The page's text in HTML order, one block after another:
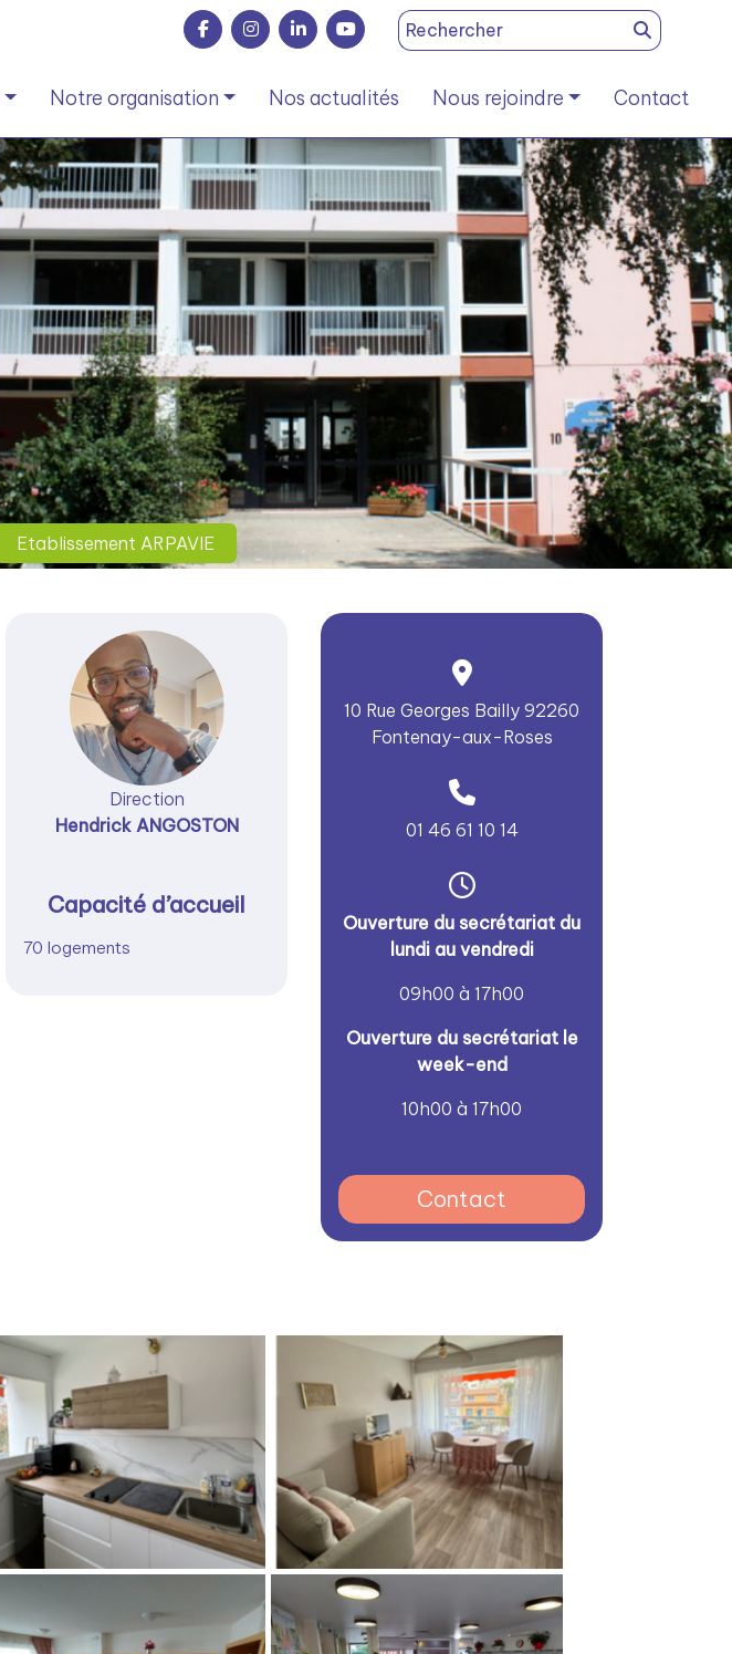
Search
for:
Notre organisation Nos actualités Nous rejoindre Contact
Etablissement ARPAVIE
Direction
Hendrick ANGOSTON
Capacité d’accueil
70 logements
10 Rue Georges Bailly 92260
Fontenay-aux-Roses
01 46 61 10 14
Ouverture du secrétariat du
lundi au vendredi
09h00 à 17h00
Ouverture du secrétariat le
week-end
10h00 à 17h00
Contact